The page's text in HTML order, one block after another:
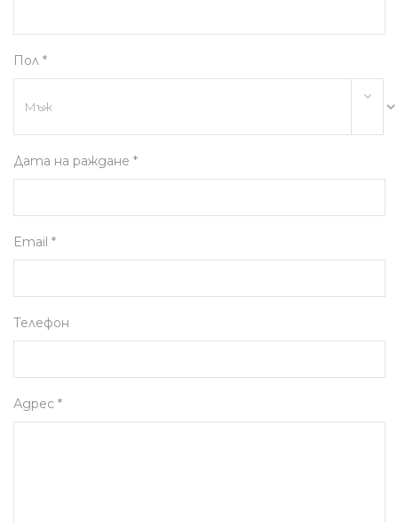
Пол *
Дата на раждане *
Email *
Телефон
Адрес *